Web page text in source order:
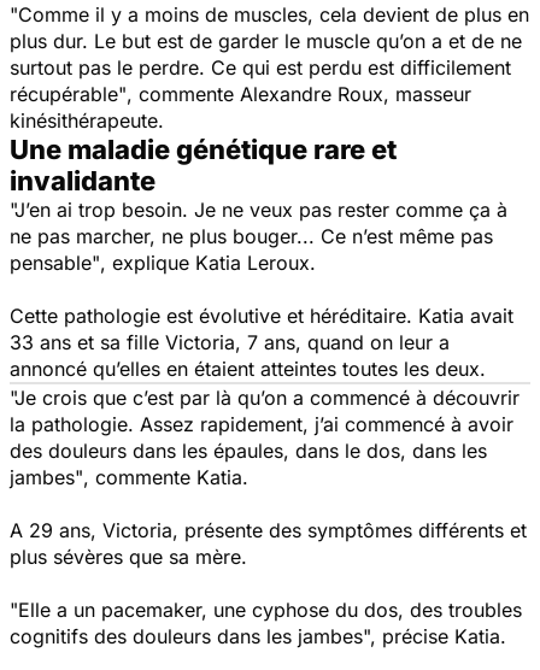
"Comme il y a moins de muscles, cela devient de plus en
plus dur. Le but est de garder le muscle qu’on a et de ne
surtout pas le perdre. Ce qui est perdu est difficilement
récupérable", commente Alexandre Roux, masseur
kinésithérapeute.
Une maladie génétique rare et
invalidante
"J’en ai trop besoin. Je ne veux pas rester comme ça à
ne pas marcher, ne plus bouger... Ce n’est même pas
pensable", explique Katia Leroux.
Cette pathologie est évolutive et héréditaire. Katia avait
33 ans et sa fille Victoria, 7 ans, quand on leur a
annoncé qu’elles en étaient atteintes toutes les deux.
"Je crois que c’est par là qu’on a commencé à découvrir
la pathologie. Assez rapidement, j’ai commencé à avoir
des douleurs dans les épaules, dans le dos, dans les
jambes", commente Katia.
A 29 ans, Victoria, présente des symptômes différents et
plus sévères que sa mère.
"Elle a un pacemaker, une cyphose du dos, des troubles
cognitifs des douleurs dans les jambes", précise Katia.